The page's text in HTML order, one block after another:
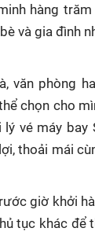
hàng
và gia đình
văn phòng
chọn cho
vé máy bay
thoải mái
giờ khởi
tục khác